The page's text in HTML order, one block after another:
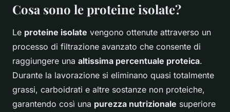
Cosa sono le proteine isolate?
Le proteine isolate vengono ottenute attraverso un
processo di filtrazione avanzato che consente di
raggiungere una altissima percentuale proteica.
Durante la lavorazione si eliminano quasi totalmente
grassi, carboidrati e altre sostanze non proteiche,
garantendo così una purezza nutrizionale superiore